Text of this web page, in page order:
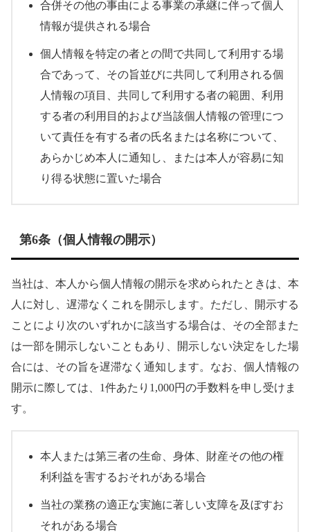
合併その他の事由による事業の承継に伴って個人
情報が提供される場合
個人情報を特定の者との間で共同して利用する場
合であって、その旨並びに共同して利用される個
人情報の項目、共同して利用する者の範囲、利用
する者の利用目的および当該個人情報の管理につ
いて責任を有する者の氏名または名称について、
あらかじめ本人に通知し、または本人が容易に知
り得る状態に置いた場合
第6条（個人情報の開示）
当社は、本人から個人情報の開示を求められたときは、本
人に対し、遅滞なくこれを開示します。ただし、開示する
ことにより次のいずれかに該当する場合は、その全部また
は一部を開示しないこともあり、開示しない決定をした場
合には、その旨を遅滞なく通知します。なお、個人情報の
開示に際しては、1件あたり1,000円の手数料を申し受けま
す。
本人または第三者の生命、身体、財産その他の権
利利益を害するおそれがある場合
当社の業務の適正な実施に著しい支障を及ぼすお
それがある場合